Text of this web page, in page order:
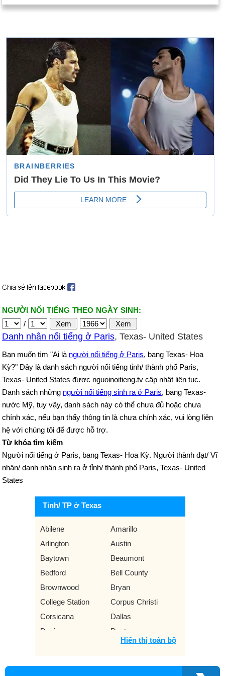
NGƯỜI NỔI TIẾNG THEO NGÀY SINH:
/
Danh nhân nổi tiếng ở Paris, Texas- United States
Bạn muốn tìm "Ai là người nổi tiếng ở Paris, bang Texas- Hoa
Kỳ?" Đây là danh sách người nổi tiếng tỉnh/ thành phố Paris,
Texas- United States được nguoinoitieng.tv cập nhật liên tục.
Danh sách những người nổi tiếng sinh ra ở Paris, bang Texas-
nước Mỹ, tuy vậy, danh sách này có thể chưa đủ hoặc chưa
chính xác, nếu bạn thấy thông tin là chưa chính xác, vui lòng liên
hệ với chúng tôi để được hỗ trợ.
Từ khóa tìm kiếm
Người nổi tiếng ở Paris, bang Texas- Hoa Kỳ. Người thành đạt/ Vĩ
nhân/ danh nhân sinh ra ở tỉnh/ thành phố Paris, Texas- United
States
Tỉnh/ TP ở Texas
Abilene
Amarillo
Arlington
Austin
Baytown
Beaumont
Bedford
Bell County
Brownwood
Bryan
College Station
Corpus Christi
Corsicana
Dallas
Denison
Denton
Flower Mound
Hiển thị toàn bộ